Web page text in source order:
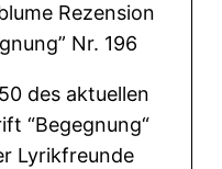
Rezension
Nr. 196
des aktuellen
“Begegnung“
Lyrikfreunde